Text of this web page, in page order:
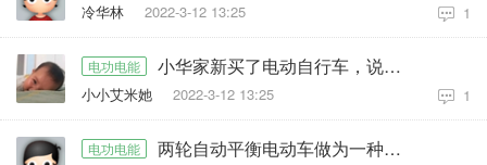
冷华林 2022-3-12 13:25 1
电功电能 小华家新买了电动自行车，说明书上的部分内容录在如图甲中（注：“电池容量10Ah
小小艾米她 2022-3-12 13:25 1
电功电能 两轮自动平衡电动车做为一种新兴的交通工具备受中学生的喜爱